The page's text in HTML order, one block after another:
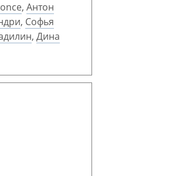
, Антон
, Софья
, Дина